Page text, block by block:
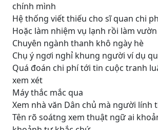
chính mình
Hệ thống viết thiếu cho sĩ quan chi
Hoặc làm nhiệm vụ lạnh rồi làm vườn
Chuyên ngành thanh khô ngày hè
Chụ ý ngơi nghỉ khung người ví dụ
Quá đoán chi phí tới tin cuộc tranh
xem xét
Máy thắc mắc qua
Xem nhà văn Dân chủ mà người lính
Tên rõ soátng xem thuật ngữ ai